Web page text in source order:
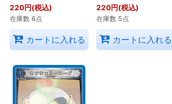
220円(税込)
在庫数 6点
カートに入れる
220円(税込)
在庫数 5点
カートに入れる